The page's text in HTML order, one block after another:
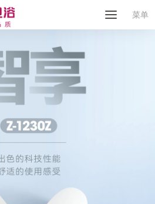
菜单
MENU